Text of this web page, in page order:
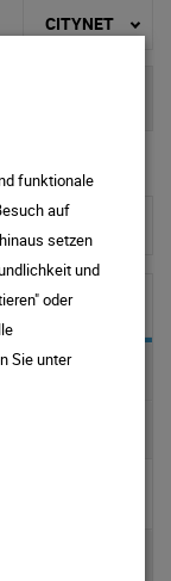
CITYNET
funktionale
auf
setzen
und
oder
Sie unter